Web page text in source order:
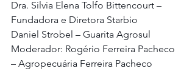
Dra. Silvia Elena Tolfo Bittencourt –
Fundadora e Diretora Starbio
Daniel Strobel – Guarita Agrosul
Moderador: Rogério Ferreira Pacheco
– Agropecuária Ferreira Pacheco